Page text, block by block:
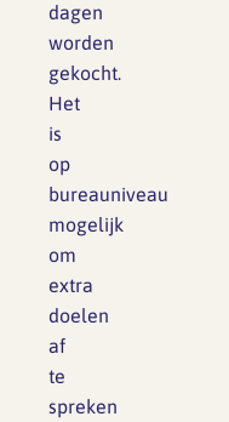
dagen
worden
gekocht.
Het
is
op
bureauniveau
mogelijk
om
extra
doelen
af
te
spreken